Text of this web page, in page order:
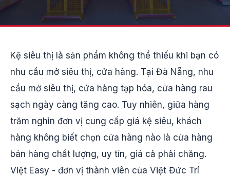
Kệ siêu thị là sản phẩm không thể thiếu khi bạn có
nhu cầu mở siêu thị, cửa hàng. Tại Đà Nẵng, nhu
cầu mở siêu thị, cửa hàng tạp hóa, cửa hàng rau
sạch ngày càng tăng cao. Tuy nhiên, giữa hàng
trăm nghìn đơn vị cung cấp giá kệ siêu, khách
hàng không biết chọn cửa hàng nào là cửa hàng
bán hàng chất lượng, uy tín, giá cả phải chăng.
Việt Easy - đơn vị thành viên của Việt Đức Trí